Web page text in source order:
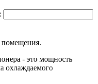
- это мощность
охлаждаемого